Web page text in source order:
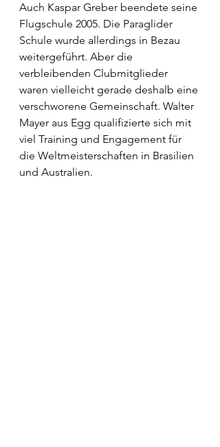
Auch Kaspar Greber beendete seine
Flugschule 2005. Die Paraglider
Schule wurde allerdings in Bezau
weitergeführt. Aber die
verbleibenden Clubmitglieder
waren vielleicht gerade deshalb eine
verschworene Gemeinschaft. Walter
Mayer aus Egg qualifizierte sich mit
viel Training und Engagement für
die Weltmeisterschaften in Brasilien
und Australien.